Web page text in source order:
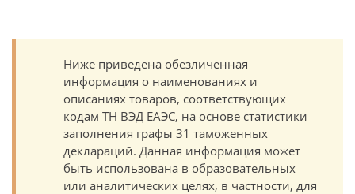
Ниже приведена обезличенная
информация о наименованиях и
описаниях товаров, соответствующих
кодам ТН ВЭД ЕАЭС, на основе статистики
заполнения графы 31 таможенных
деклараций. Данная информация может
быть использована в образовательных
или аналитических целях, в частности, для